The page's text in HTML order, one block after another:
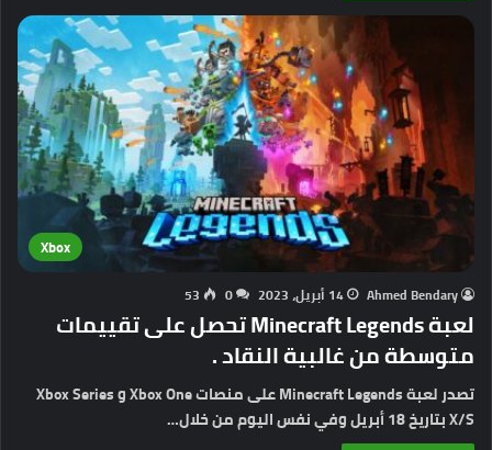
Xbox
Ahmed Bendary 14 أبريل، 2023 0
53
لعبة Minecraft Legends تحصل على تقييمات
متوسطة من غالبية النقاد .
تصدر لعبة Minecraft Legends على منصات Xbox One و Xbox Series
X/S بتاريخ 18 أبريل وفي نفس اليوم من خلال…